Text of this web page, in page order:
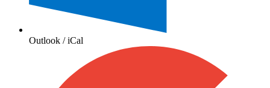
Outlook / iCal